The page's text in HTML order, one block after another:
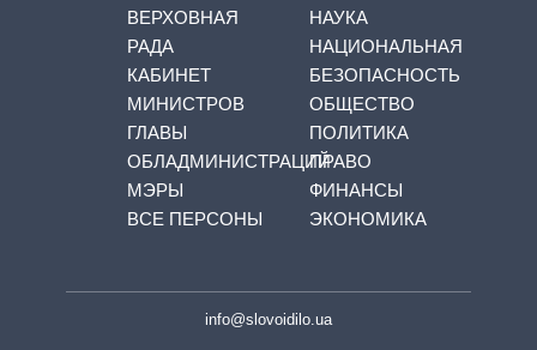
ВЕРХОВНАЯ
РАДА
КАБИНЕТ
МИНИСТРОВ
ГЛАВЫ
ОБЛАДМИНИСТРАЦИЙ
МЭРЫ
ВСЕ ПЕРСОНЫ
НАУКА
НАЦИОНАЛЬНАЯ
БЕЗОПАСНОСТЬ
ОБЩЕСТВО
ПОЛИТИКА
ПРАВО
ФИНАНСЫ
ЭКОНОМИКА
info@slovoidilo.ua